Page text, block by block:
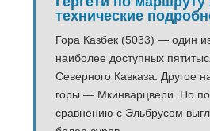
технические
Гора Казбек (5033) — один
наиболее доступных
Северного Кавказа. Другое
горы — Мкинварцвери. Но по
сравнению с Эльбрусом